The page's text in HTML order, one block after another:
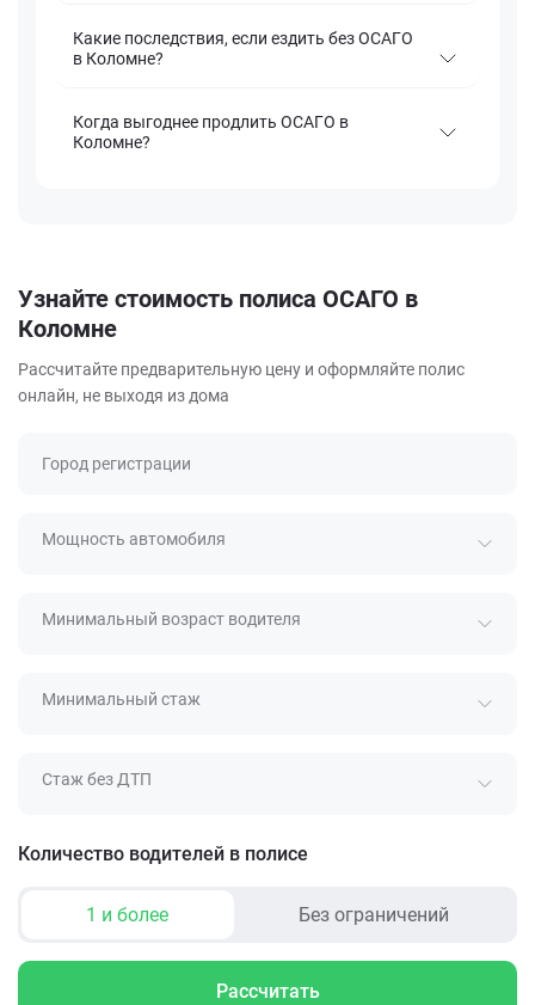
Какие последствия, если ездить без ОСАГО
в Коломне?
Когда выгоднее продлить ОСАГО в
Коломне?
Узнайте стоимость полиса ОСАГО в
Коломне
Рассчитайте предварительную цену и оформляйте полис
онлайн, не выходя из дома
Город регистрации
Мощность автомобиля
Минимальный возраст водителя
Минимальный стаж
Стаж без ДТП
Количество водителей в полисе
1 и более Без ограничений
Рассчитать